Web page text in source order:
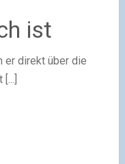
ist
er direkt über die